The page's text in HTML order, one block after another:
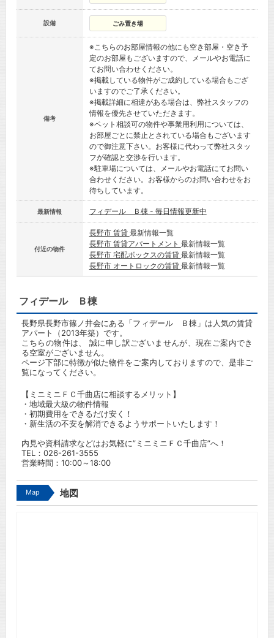
設備 ごみ置き場
備考
※こちらのお部屋情報の他にも空き部屋・空き予
定のお部屋もございますので、メールやお電話に
てお問い合わせください。
※掲載している物件がご成約している場合もござ
いますのでご了承ください。
※掲載詳細に相違がある場合は、弊社スタッフの
情報を優先させていただきます。
※ペット相談可の物件や事業用利用については、
お部屋ごとに禁止とされている場合もございます
ので御注意下さい。お客様に代わって弊社スタッ
フが確認と交渉を行います。
※駐車場については、メールやお電話にてお問い
合わせください。お客様からのお問い合わせをお
待ちしています。
最新情報 フィデール Ｂ棟 - 毎日情報更新中
付近の物件
長野市 賃貸 最新情報一覧
長野市 賃貸アパートメント 最新情報一覧
長野市 宅配ボックスの賃貸 最新情報一覧
長野市 オートロックの賃貸 最新情報一覧
フィデール Ｂ棟
長野県長野市篠ノ井会にある「フィデール Ｂ棟」は人気の賃貸
アパート（2013年築）です。
こちらの物件は、 誠に申し訳ございませんが、現在ご案内でき
る空室がございません。
ページ下部に特徴が似た物件をご案内しておりますので、是非ご
覧になってください。
【ミニミニＦＣ千曲店に相談するメリット】
・地域最大級の物件情報
・初期費用をできるだけ安く！
・新生活の不安を解消できるようサポートいたします！
内見や資料請求などはお気軽に”ミニミニＦＣ千曲店”へ！
TEL： 026-261-3555
営業時間：10:00～18:00
Map 地図